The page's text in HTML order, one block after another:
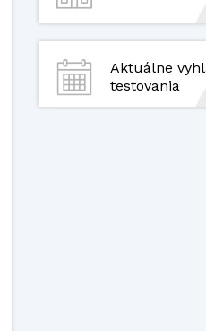
Aktuálne
testovania